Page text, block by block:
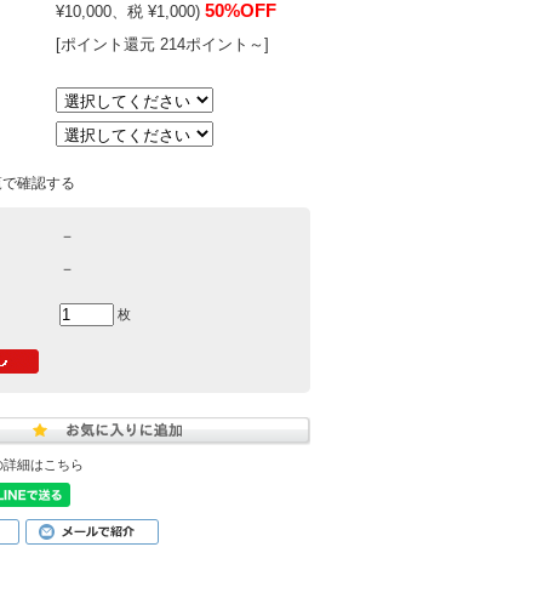
¥10,000、税 ¥1,000) 50%OFF
[ポイント還元 214ポイント～]
確認する
－
－
枚
細はこちら